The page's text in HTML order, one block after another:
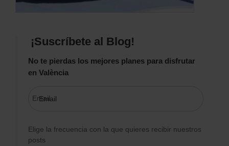
¡Suscríbete al Blog!
No te pierdas los mejores planes para disfrutar
en València
Email
Elige la frecuencia con la que quieres recibir nuestros
posts